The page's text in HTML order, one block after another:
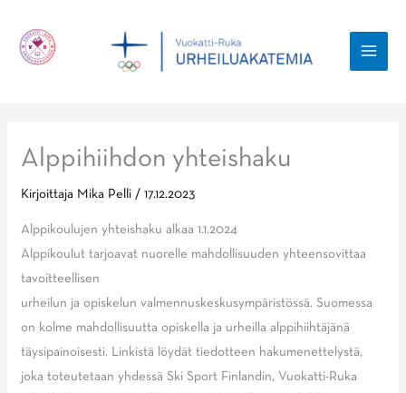
sisältöön
Alppihiihdon yhteishaku
Kirjoittaja Mika Pelli /17.12.2023
Alppikoulujen yhteishaku alkaa 1.1.2024
Alppikoulut tarjoavat nuorelle mahdollisuuden yhteensovittaa
tavoitteellisen
urheilun ja opiskelun valmennuskeskusympäristössä. Suomessa
on kolme mahdollisuutta opiskella ja urheilla alppihiihtäjänä
täysipainoisesti. Linkistä löydät tiedotteen hakumenettelystä,
joka toteutetaan yhdessä Ski Sport Finlandin, Vuokatti-Ruka